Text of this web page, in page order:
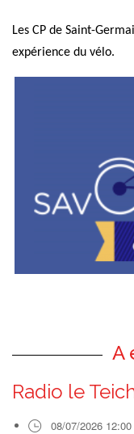
Les CP de Saint-
expérience du vélo.
A
Radio le
08/07/2026 12:00